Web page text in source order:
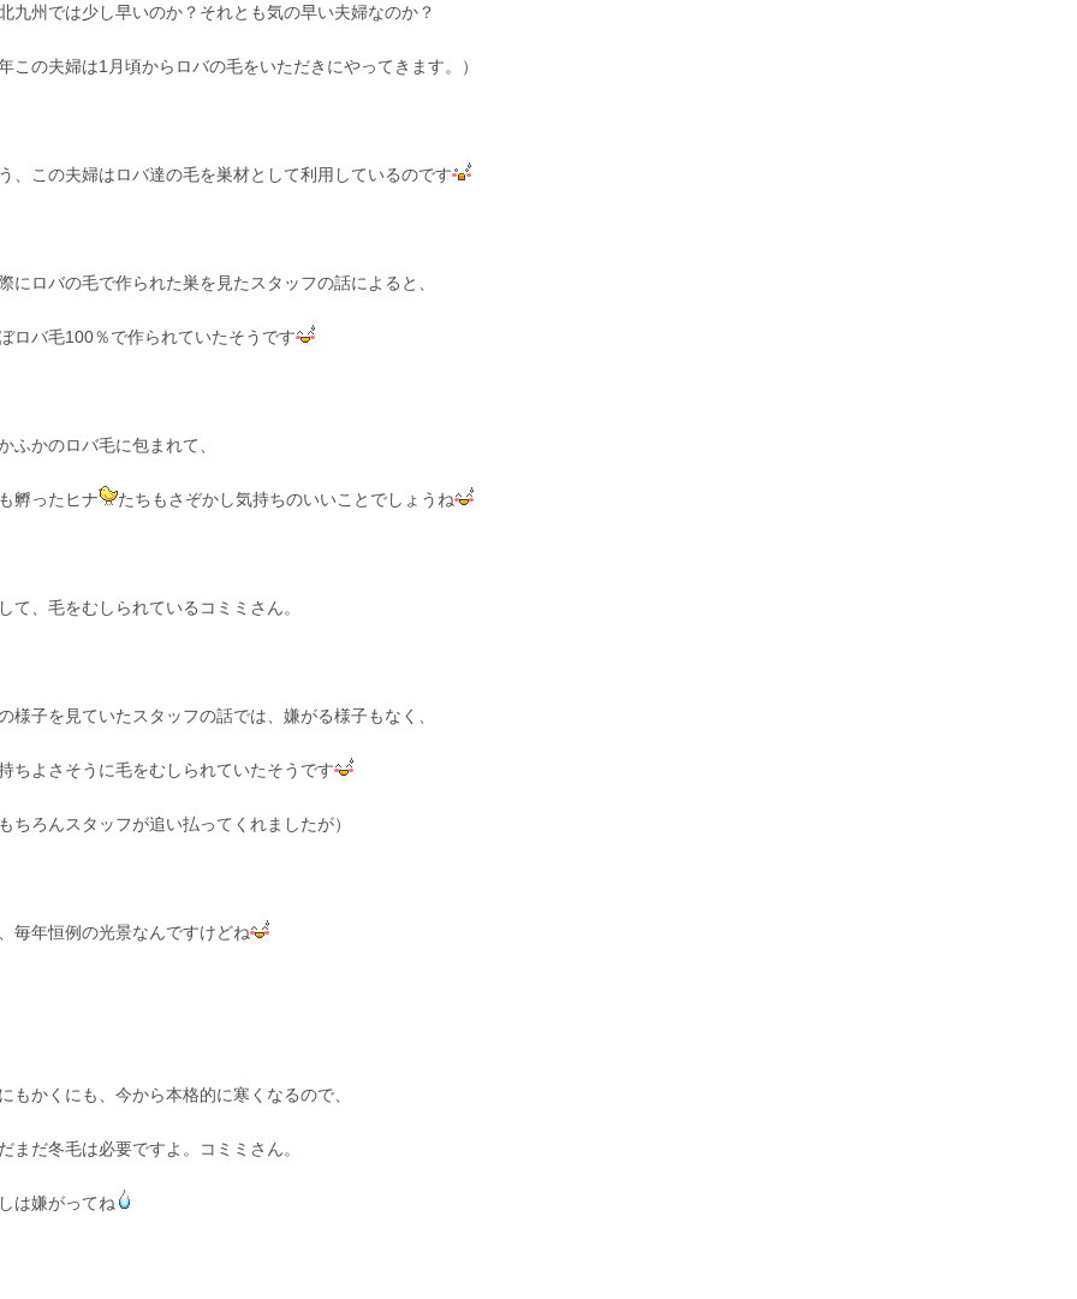
北九州では少し早いのか？それとも気の早い夫婦なのか？
この夫婦は1月頃からロバの毛をいただきにやってきます。）
、この夫婦はロバ達の毛を巣材として利用しているのです
にロバの毛で作られた巣を見たスタッフの話によると、
ロバ毛100％で作られていたそうです
ふかのロバ毛に包まれて、
孵ったヒナ たちもさぞかし気持ちのいいことでしょうね
て、毛をむしられているコミミさん。
様子を見ていたスタッフの話では、嫌がる様子もなく、
ちよさそうに毛をむしられていたそうです
もちろんスタッフが追い払ってくれましたが）
毎年恒例の光景なんですけどね
もかくにも、今から本格的に寒くなるので、
まだ冬毛は必要ですよ。コミミさん。
は嫌がってね